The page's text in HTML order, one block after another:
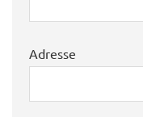
Adresse